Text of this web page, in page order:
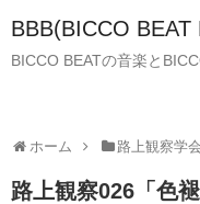
BBB(BICCO BEAT
BICCO BEATの音楽と
ホーム 路上観察学
路上観察026「色